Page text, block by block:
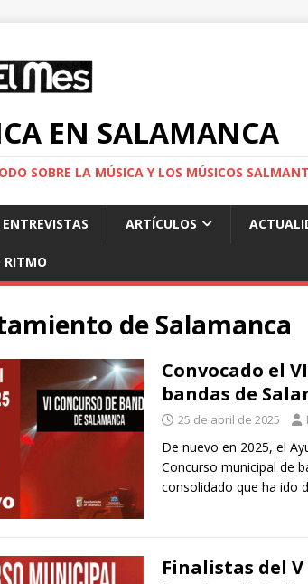
EN SALAMANCA
SOBRE LA MÚSICA Y LOS MÚSICOS
ENTREVISTAS ARTÍCULOS
RITMO
de Salamanca
Convocado el
bandas de
25 de abril de 2025
De nuevo en 2025, el
Concurso municipal de
consolidado que ha ido
Finalistas del